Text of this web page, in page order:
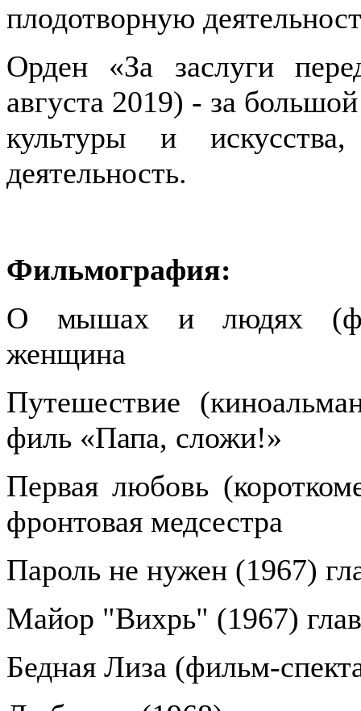
плодотворную
Орден «За заслуги
августа 2019) - за
культуры и
деятельность.
Фильмография:
О мышах и людях
женщина
Путешествие
филь «Папа, сложи!»
Первая любовь
фронтовая медсестра
Пароль не нужен (1967)
Майор "Вихрь" (1967)
Бедная Лиза (фильм-